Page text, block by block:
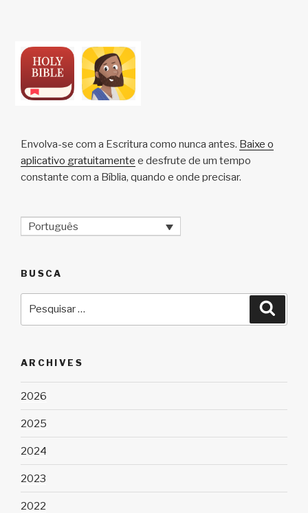
Envolva-se com a Escritura como nunca antes. Baixe o
aplicativo gratuitamente e desfrute de um tempo
constante com a Bíblia, quando e onde precisar.
Português
BUSCA
ARCHIVES
2026
2025
2024
2023
2022